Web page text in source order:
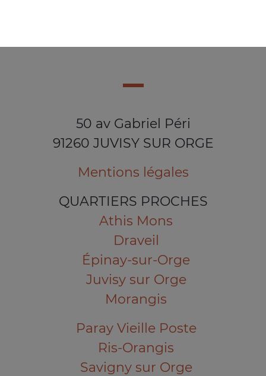
50 av Gabriel Péri
91260 JUVISY SUR ORGE
Mentions légales
QUARTIERS PROCHES
Athis Mons
Draveil
Épinay-sur-Orge
Juvisy sur Orge
Morangis
Paray Vieille Poste
Ris-Orangis
Savigny sur Orge